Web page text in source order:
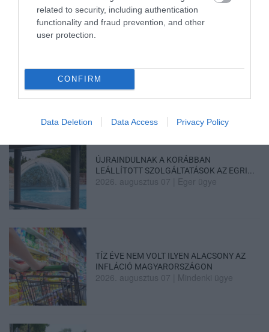
related to security, including authentication
functionality and fraud prevention, and other
user protection.
CONFIRM
Data Deletion Data Access Privacy Policy
TÖBB MINT EGY HÓNAP IS LEHET, MIRE
TELJESEN ÚJRAINDUL A P...
TANULJ NÉMETÜL OTTHONRÓL: A
DIGITÁLIS TANULÁS ELŐNYEI
ÚJRAINDULNAK A KORÁBBAN
LEÁLLÍTOTT SZOLGÁLTATÁSOK AZ EGRI...
2026. augusztus 07 Eger ügye
TÍZ ÉVE NEM VOLT ILYEN ALACSONY AZ
INFLÁCIÓ MAGYARORSZÁGON
2026. augusztus 07 Mindenki ügye